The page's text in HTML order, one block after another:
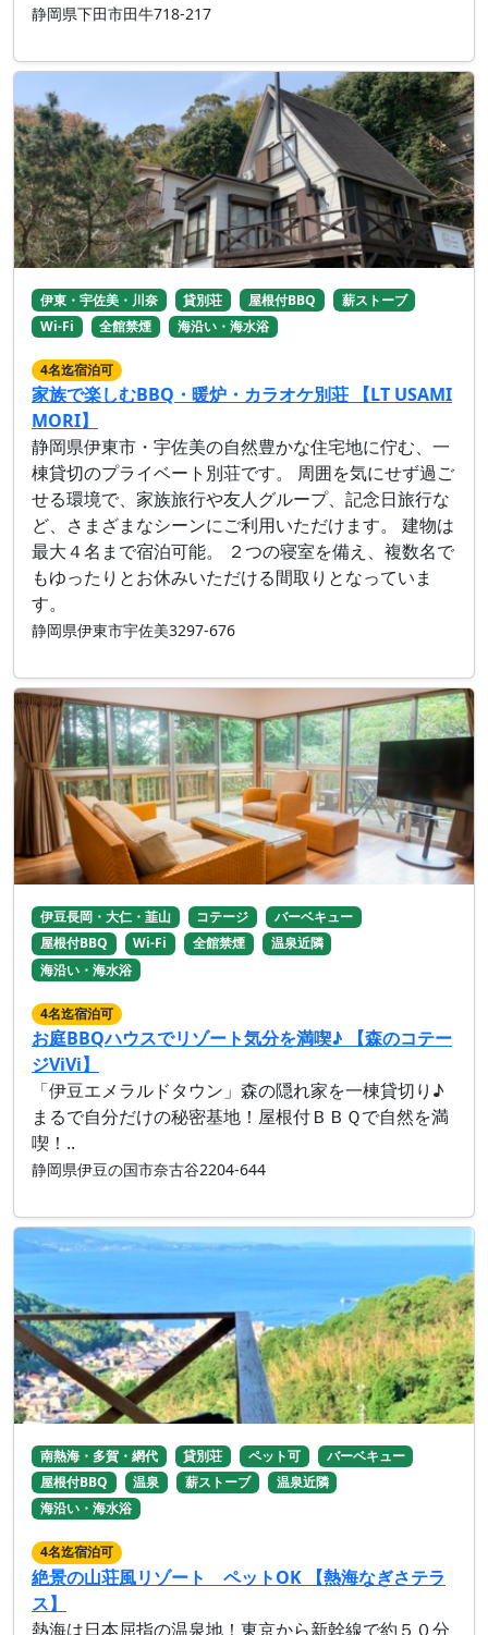
静岡県下田市田牛718-217
伊東・宇佐美・川奈 貸別荘 屋根付BBQ
薪ストーブ
Wi-Fi
全館禁煙 海沿い・海水浴
4名迄宿泊可
家族で楽しむBBQ・暖炉・カラオケ別荘 【LT USAMI
MORI】
静岡県伊東市・宇佐美の自然豊かな住宅地に佇む、一
棟貸切のプライベート別荘です。 周囲を気にせず過ご
せる環境で、家族旅行や友人グループ、記念日旅行な
ど、さまざまなシーンにご利用いただけます。 建物は
最大４名まで宿泊可能。 ２つの寝室を備え、複数名で
もゆったりとお休みいただける間取りとなっていま
す。
静岡県伊東市宇佐美3297-676
伊豆長岡・大仁・韮山 コテージ
バーベキュー
屋根付BBQ
Wi-Fi 全館禁煙
温泉近隣
海沿い・海水浴
4名迄宿泊可
お庭BBQハウスでリゾート気分を満喫♪ 【森のコテー
ジViVi】
「伊豆エメラルドタウン」森の隠れ家を一棟貸切り♪
まるで自分だけの秘密基地！屋根付ＢＢＱで自然を満
喫！..
静岡県伊豆の国市奈古谷2204-644
南熱海・多賀・網代 貸別荘 ペット可
バーベキュー
屋根付BBQ
温泉 薪ストーブ
温泉近隣
海沿い・海水浴
4名迄宿泊可
絶景の山荘風リゾート ペットOK 【熱海なぎさテラ
ス】
熱海は日本屈指の温泉地！東京から新幹線で約５０分